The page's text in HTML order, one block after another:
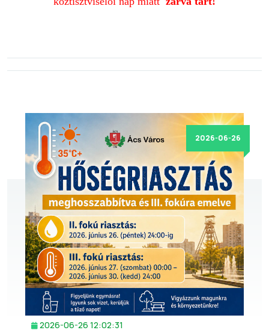
2026-06-26
2026-06-26 12:02:31